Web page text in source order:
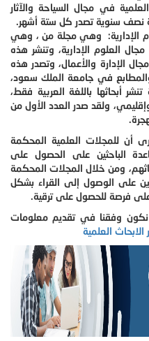
في مجال السياحة والآثار
نصف سنوية تصدر كل ستة أشهر.
الإدارية: وهي مجلة من ، وهي
العلوم الإدارية، وتنشر هذه
الإدارة والأعمال، وتصدر هذه
والمطابع في جامعة الملك سعود،
أبحاثها باللغة العربية فقط،
ولقد صدر العدد الأول من
أن للمجلات العلمية المحكمة
الباحثين على الحصول على
ومن خلال المجلات المحكمة
على الوصول إلى القراء بشكل
فرصة للحصول على ترقية.
نكون وفقنا في تقديم معلومات
العلمية